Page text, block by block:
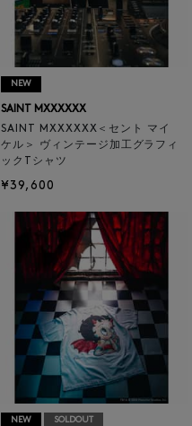
NEW
SAINT MXXXXXX
SAINT MXXXXXX＜セント マイ
ケル＞ ヴィンテージ加工グラフィ
ックTシャツ
¥39,600
NEW SOLDOUT